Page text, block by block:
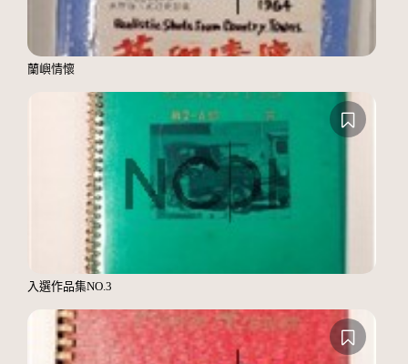
蘭嶼情懷
入選作品集NO.3